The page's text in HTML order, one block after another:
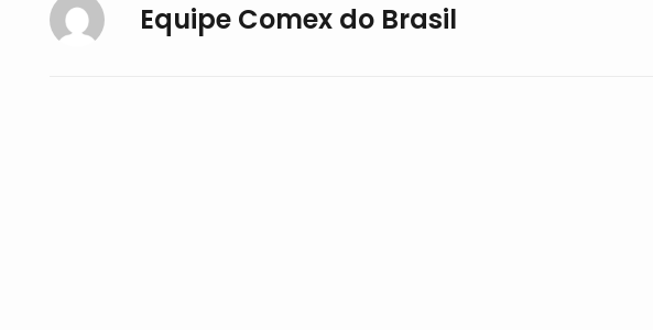
Equipe Comex do Brasil